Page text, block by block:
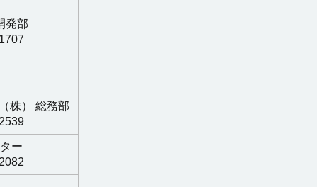
発部
株） 総務部
ー